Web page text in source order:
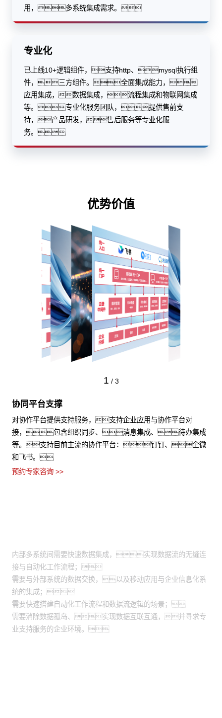
用，多系统集成需求。
专业化
已上线10+逻辑组件，支持http、mysql执行组
件，三方组件。全面集成能力，
应用集成，数据集成，流程集成和物联网集成
等。专业化服务团队，提供售前支
持，产品研发，售后服务等专业化服
务。
优势价值
1 / 3
协同平台支撑
对协作平台提供支持服务，支持企业应用与协作平台对
接，包含组织同步、消息集成、待办集成
等。支持目前主流的协作平台：钉钉、企微
和飞书。
预约专家咨询 >>
内部多系统间需要快速数据集成，实现数据流的无缝连
接与自动化工作流程；
需要与外部系统的数据交换，以及移动应用与企业信息化系
统的集成；
需要快速搭建自动化工作流程和数据流逻辑的场景；
需要消除数据孤岛、实现数据互联互通，并寻求专
业支持服务的企业环境。